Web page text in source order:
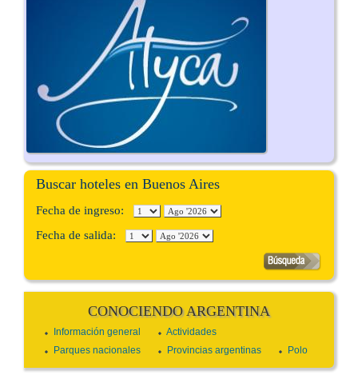
Buscar hoteles en Buenos Aires
Fecha de ingreso:
Fecha de salida:
CONOCIENDO ARGENTINA
Información general
Actividades
Parques nacionales
Provincias argentinas Polo